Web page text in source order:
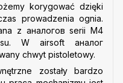
korygować dzięki
prowadzenia ognia.
z аналогов serii M4
W airsoft аналог
chwyt pistoletowy.
zostały bardzo